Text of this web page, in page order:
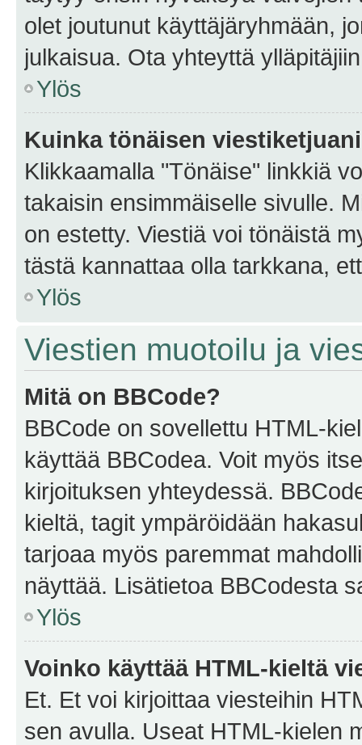
olet joutunut käyttäjäryhmään,
julkaisua. Ota yhteyttä
Ylös
Kuinka tönäisen
Klikkaamalla "Tönäise" linkkiä
takaisin ensimmäiselle sivulle.
on estetty. Viestiä voi tönäistä
tästä kannattaa olla tarkkana,
Ylös
Viestien muotoilu ja
Mitä on BBCode?
BBCode on sovellettu HTML-
käyttää BBCodea. Voit myös
kirjoituksen yhteydessä.
kieltä, tagit ympäröidään
tarjoaa myös paremmat
näyttää. Lisätietoa BBCodesta
Ylös
Voinko käyttää HTML-kieltä
Et. Et voi kirjoittaa viesteihin
sen avulla. Useat HTML-kielen